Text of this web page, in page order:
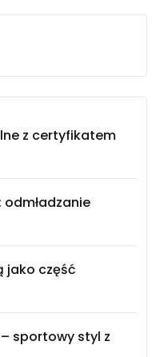
z certyfikatem
jako część
sportowy styl z